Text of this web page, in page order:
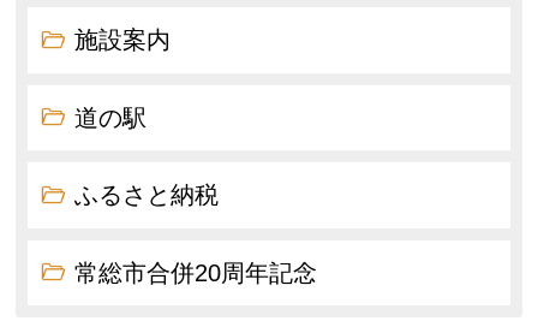
施設案内
道の駅
ふるさと納税
常総市合併20周年記念